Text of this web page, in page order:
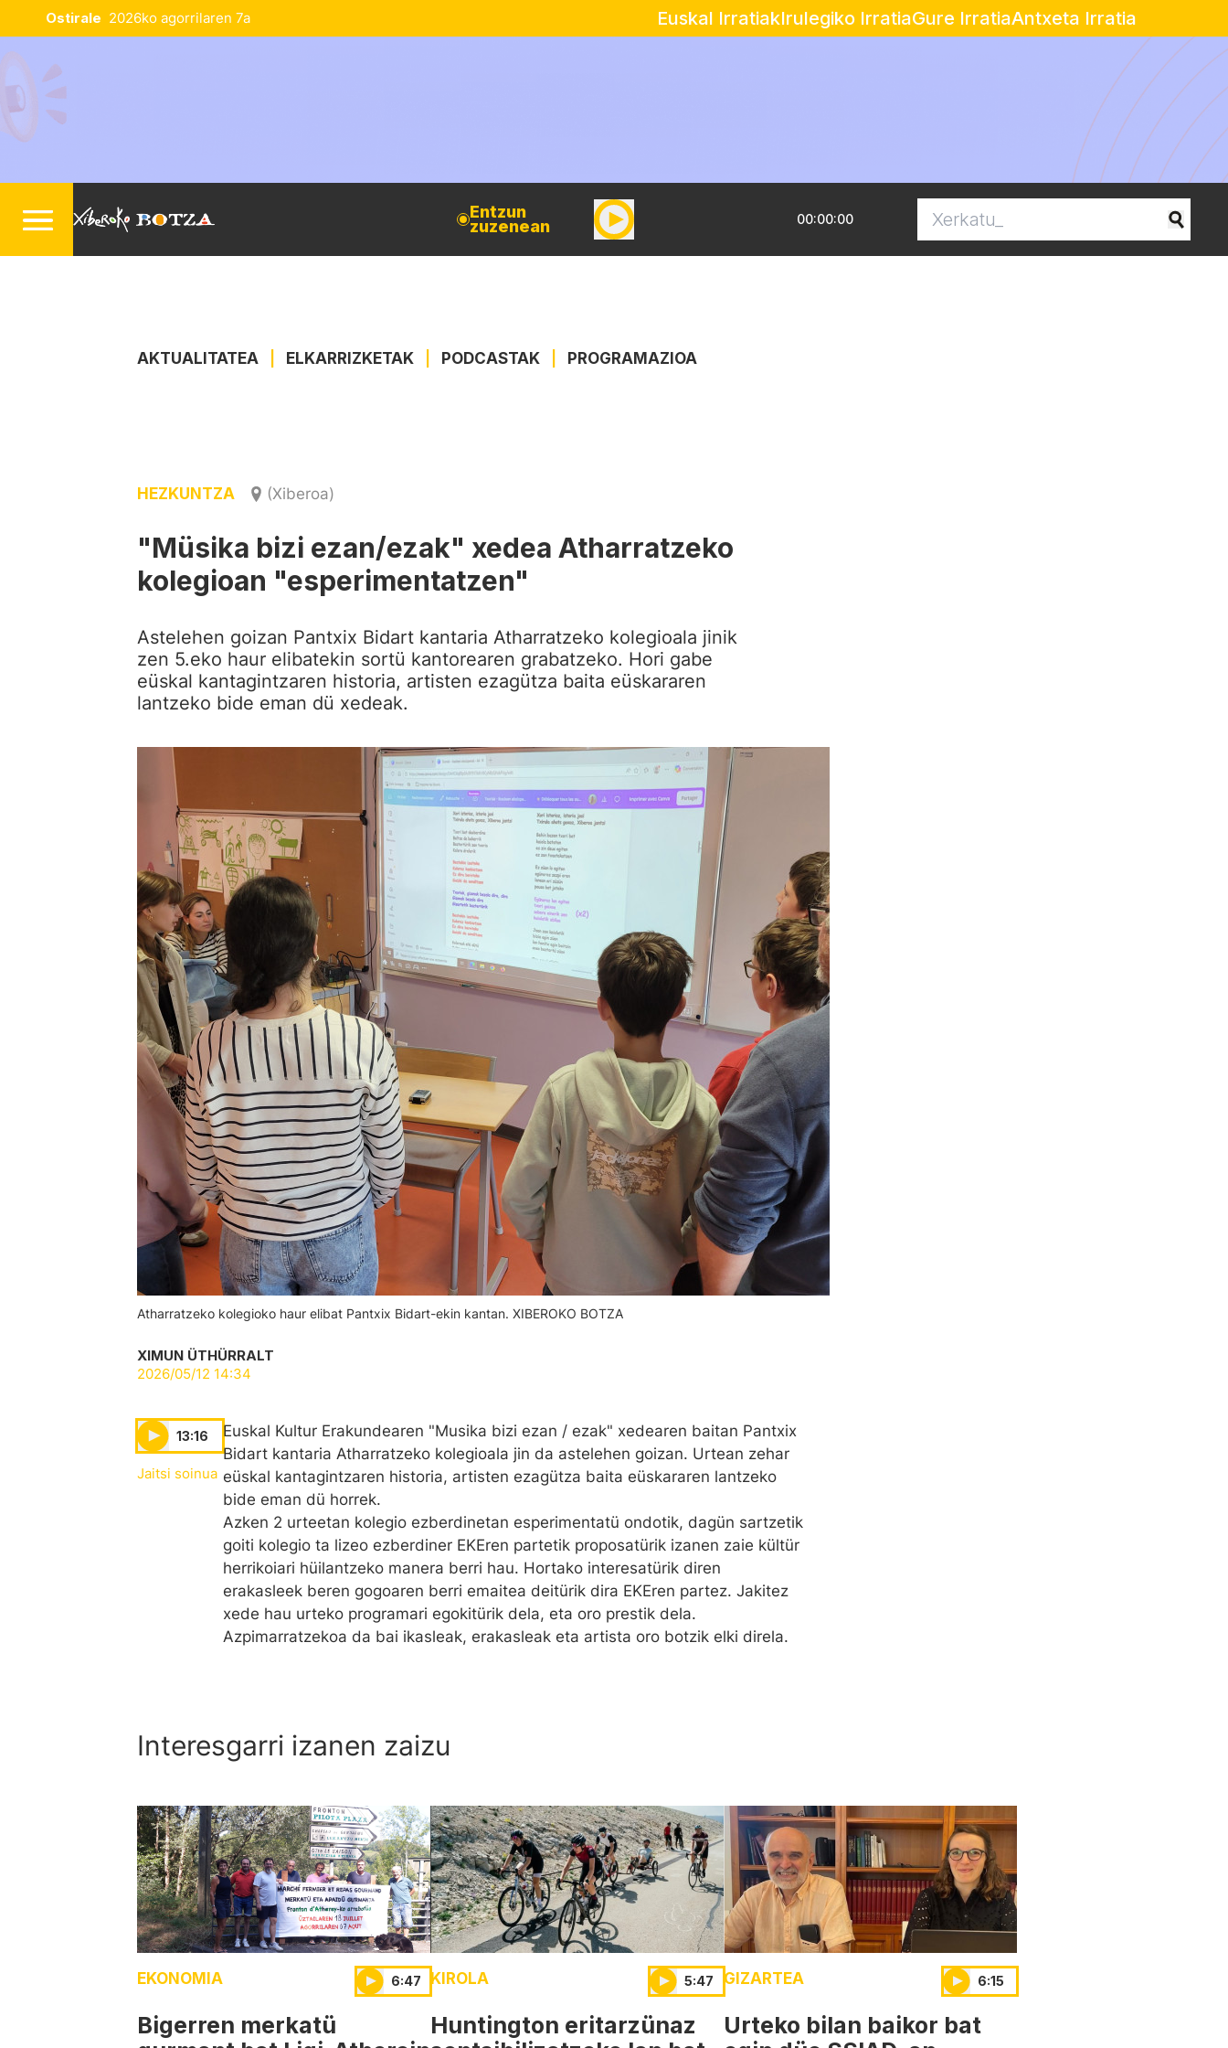
Ostirale 2026ko agorrilaren 7a Euskal IrratiakIrulegiko IrratiaGure IrratiaAntxeta Irratia
Entzun
zuzenean 00:00:00
AKTUALITATEA ELKARRIZKETAK PODCASTAK PROGRAMAZIOA
HEZKUNTZA (Xiberoa)
"Müsika bizi ezan/ezak" xedea Atharratzeko
kolegioan "esperimentatzen"
Astelehen goizan Pantxix Bidart kantaria Atharratzeko kolegioala jinik
zen 5.eko haur elibatekin sortü kantorearen grabatzeko. Hori gabe
eüskal kantagintzaren historia, artisten ezagütza baita eüskararen
lantzeko bide eman dü xedeak.
Atharratzeko kolegioko haur elibat Pantxix Bidart-ekin kantan. XIBEROKO BOTZA
XIMUN ÜTHÜRRALT
2026/05/12 14:34
13:16
Jaitsi soinua
Euskal Kultur Erakundearen "Musika bizi ezan / ezak" xedearen baitan Pantxix
Bidart kantaria Atharratzeko kolegioala jin da astelehen goizan. Urtean zehar
eüskal kantagintzaren historia, artisten ezagütza baita eüskararen lantzeko
bide eman dü horrek.
Azken 2 urteetan kolegio ezberdinetan esperimentatü ondotik, dagün sartzetik
goiti kolegio ta lizeo ezberdiner EKEren partetik proposatürik izanen zaie kültür
herrikoiari hüilantzeko manera berri hau. Hortako interesatürik diren
erakasleek beren gogoaren berri emaitea deitürik dira EKEren partez. Jakitez
xede hau urteko programari egokitürik dela, eta oro prestik dela.
Azpimarratzekoa da bai ikasleak, erakasleak eta artista oro botzik elki direla.
Interesgarri izanen zaizu
EKONOMIA 6:47
Bigerren merkatü
KIROLA 5:47
Huntington eritarzünaz
GIZARTEA 6:15
Urteko bilan baikor bat